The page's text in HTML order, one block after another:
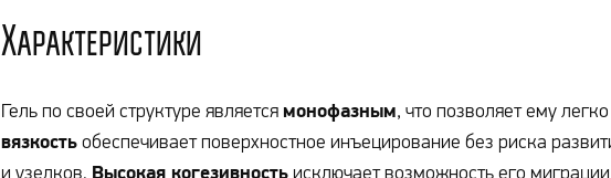
Характеристики
Гель по своей структуре является монофазным, что позволяет ему
вязкость обеспечивает поверхностное инъецирование без риска
и узелков. Высокая когезивность исключает возможность его